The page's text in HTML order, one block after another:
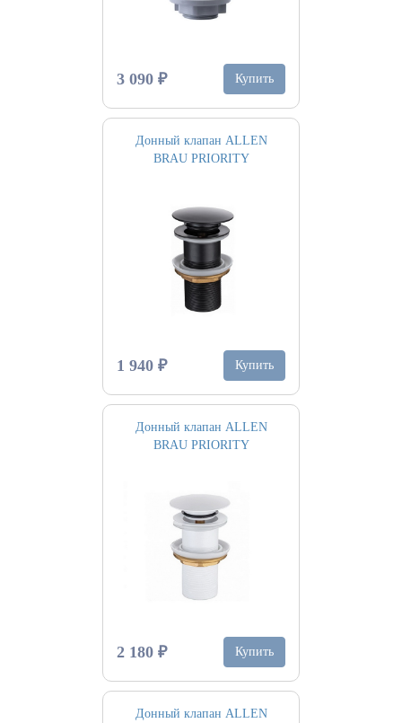
3 090 ₽ Купить
Донный клапан ALLEN
BRAU PRIORITY
1 940 ₽ Купить
Донный клапан ALLEN
BRAU PRIORITY
2 180 ₽ Купить
Донный клапан ALLEN